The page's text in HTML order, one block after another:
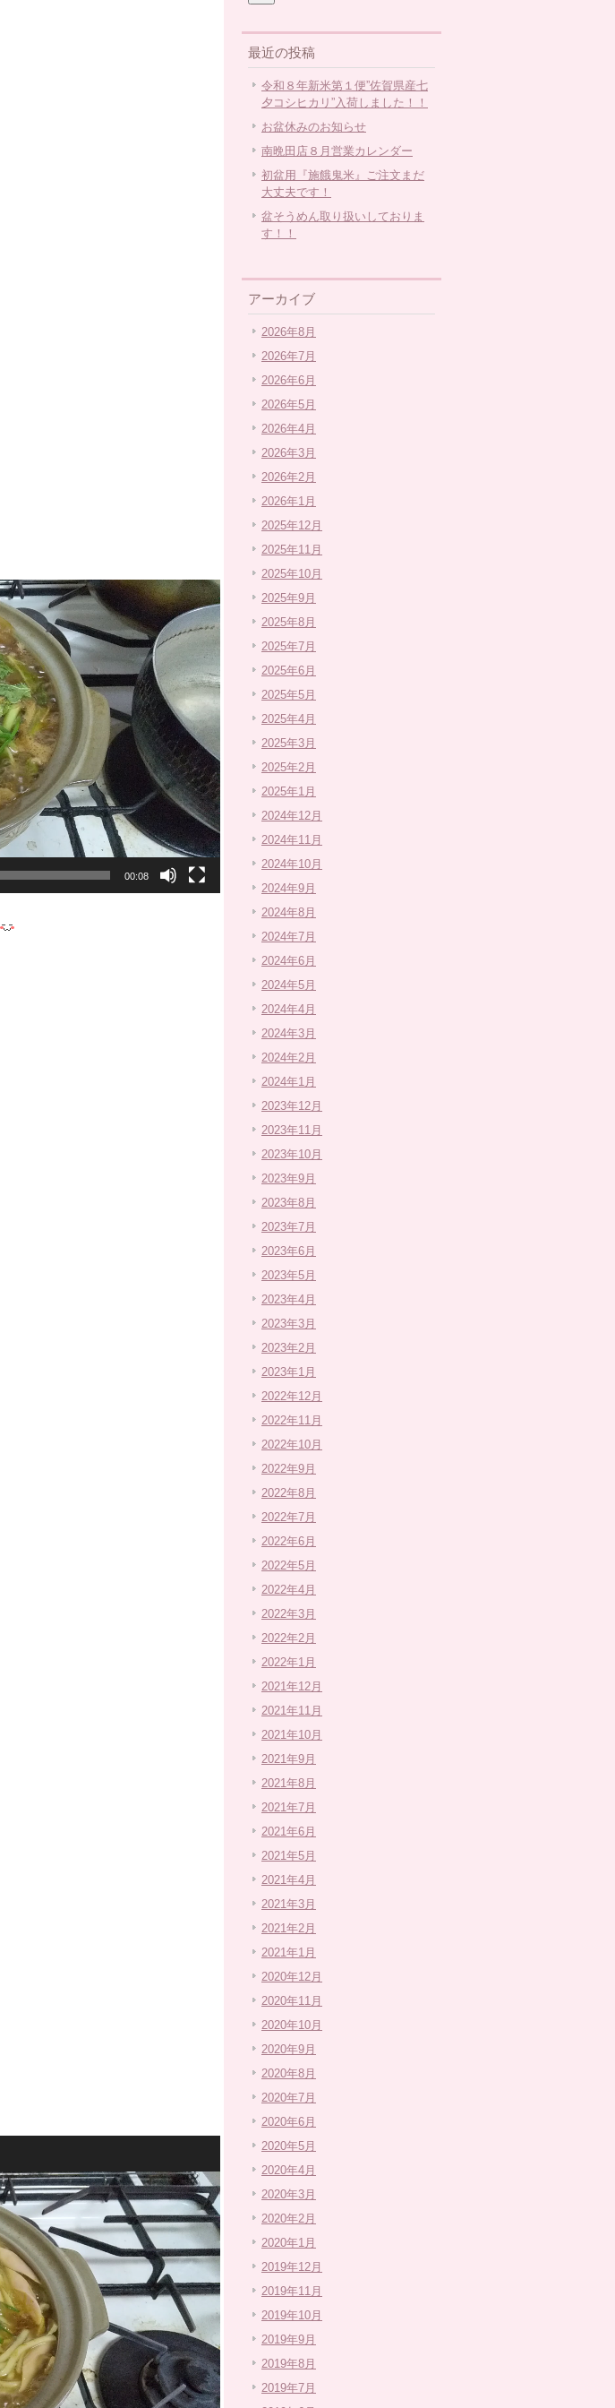
00:08
最近の投稿
令和８年新米第１便”佐賀県産七
夕コシヒカリ”入荷しました！！
お盆休みのお知らせ
南晩田店８月営業カレンダー
初盆用『施餓鬼米』ご注文まだ
大丈夫です！
盆そうめん取り扱いしておりま
す！！
アーカイブ
2026年8月
2026年7月
2026年6月
2026年5月
2026年4月
2026年3月
2026年2月
2026年1月
2025年12月
2025年11月
2025年10月
2025年9月
2025年8月
2025年7月
2025年6月
2025年5月
2025年4月
2025年3月
2025年2月
2025年1月
2024年12月
2024年11月
2024年10月
2024年9月
2024年8月
2024年7月
2024年6月
2024年5月
2024年4月
2024年3月
2024年2月
2024年1月
2023年12月
2023年11月
2023年10月
2023年9月
2023年8月
2023年7月
2023年6月
2023年5月
2023年4月
2023年3月
2023年2月
2023年1月
2022年12月
2022年11月
2022年10月
2022年9月
2022年8月
2022年7月
2022年6月
2022年5月
2022年4月
2022年3月
2022年2月
2022年1月
2021年12月
2021年11月
2021年10月
2021年9月
2021年8月
2021年7月
2021年6月
2021年5月
2021年4月
2021年3月
2021年2月
2021年1月
2020年12月
2020年11月
2020年10月
2020年9月
2020年8月
2020年7月
2020年6月
2020年5月
2020年4月
2020年3月
2020年2月
2020年1月
2019年12月
2019年11月
2019年10月
2019年9月
2019年8月
2019年7月